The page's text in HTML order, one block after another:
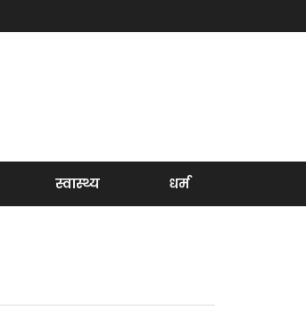
स्वास्थ्य धर्म